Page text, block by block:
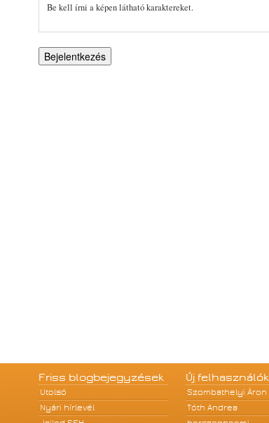
Be kell írni a képen látható karaktereket.
Friss blogbejegyzések
Utolsó
Nyári hírlevél
Új felhasználók
Szombathelyi Áron
Tóth Andrea